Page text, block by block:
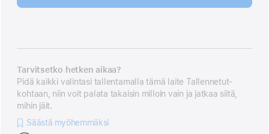
Tarvitsetko hetken aikaa?
Pidä kaikki valintasi tallentamalla tämä laite Tallennetut-
kohtaan, niin voit palata takaisin milloin vain ja jatkaa siitä,
mihin jäit.
Säästä myöhemmäksi